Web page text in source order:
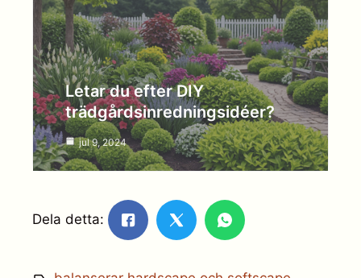
Letar du efter DIY
trädgårdsinredningsidéer?
jul 9, 2024
Dela detta: